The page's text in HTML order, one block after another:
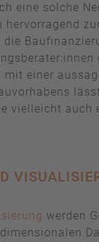
eine solche
die
mit einer
vielleicht auch
werden